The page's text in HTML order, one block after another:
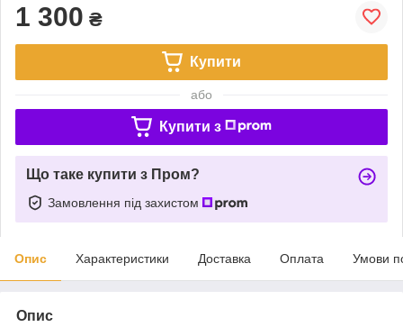
1 300 ₴
Купити
або
Купити з
Що таке купити з Пром?
Замовлення під захистом
Опис Характеристики Доставка Оплата Умови
Опис